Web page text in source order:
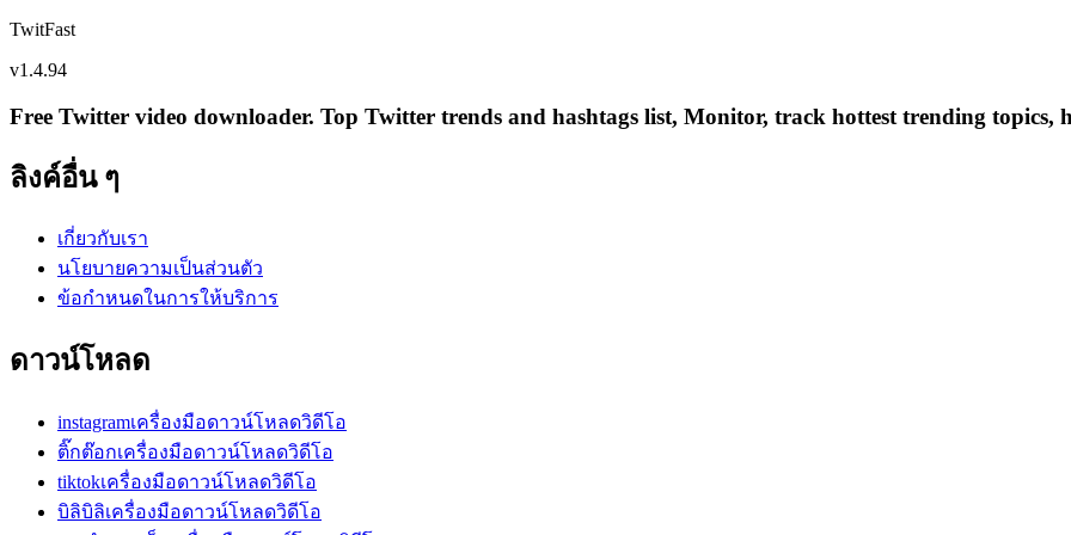
TwitFast
v1.4.94
Free Twitter video downloader. Top Twitter trends and hashtags list, Monitor, track hottest trending topics,
ลิงค์อื่น ๆ
เกี่ยวกับเรา
นโยบายความเป็นส่วนตัว
ข้อกำหนดในการให้บริการ
ดาวน์โหลด
instagramเครื่องมือดาวน์โหลดวิดีโอ
ติ๊กต๊อกเครื่องมือดาวน์โหลดวิดีโอ
tiktokเครื่องมือดาวน์โหลดวิดีโอ
บิลิบิลิเครื่องมือดาวน์โหลดวิดีโอ